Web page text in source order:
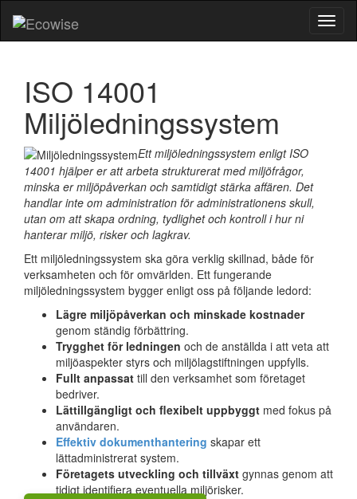
ISO 14001
Miljöledningssystem
Ett miljöledningssystem enligt ISO
14001 hjälper er att arbeta strukturerat med miljöfrågor,
minska er miljöpåverkan och samtidigt stärka affären. Det
handlar inte om administration för administrationens skull,
utan om att skapa ordning, tydlighet och kontroll i hur ni
hanterar miljö, risker och lagkrav.
Ett miljöledningssystem ska göra verklig skillnad, både för
verksamheten och för omvärlden. Ett fungerande
miljöledningssystem bygger enligt oss på följande ledord:
Lägre miljöpåverkan och minskade kostnader
genom ständig förbättring.
Trygghet för ledningen och de anställda i att veta att
miljöaspekter styrs och miljölagstiftningen uppfylls.
Fullt anpassat till den verksamhet som företaget
bedriver.
Lättillgängligt och flexibelt uppbyggt med fokus på
användaren.
Effektiv dokumenthantering skapar ett
lättadministrerat system.
Företagets utveckling och tillväxt gynnas genom att
tidigt identifiera eventuella miljörisker.